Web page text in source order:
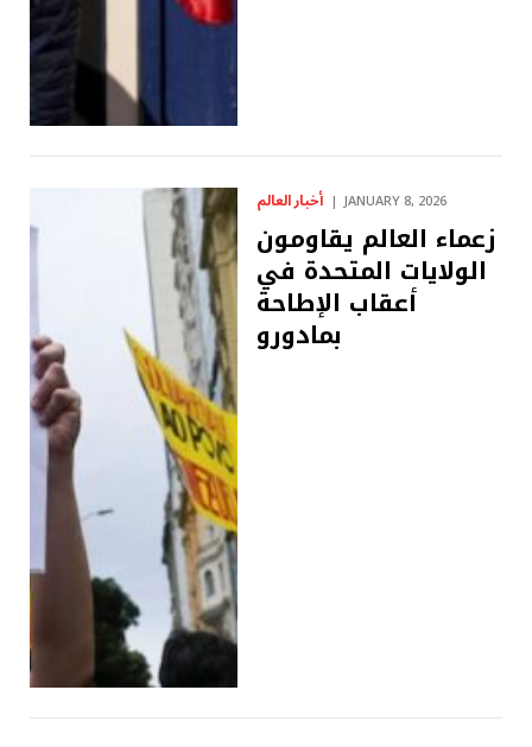
أخبار العالم JANUARY 8, 2026
زعماء العالم يقاومون
الولايات المتحدة في
أعقاب الإطاحة
بمادورو